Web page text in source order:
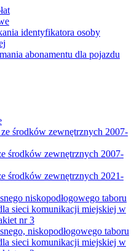
identyfikatora osoby
abonamentu dla pojazdu
środków zewnętrznych 2007-
środków zewnętrznych 2007-
środków zewnętrznych 2021-
niskopodłogowego taboru
sieci komunikacji miejskiej w
nr 3
niskopodłogowego taboru
sieci komunikacji miejskiej w